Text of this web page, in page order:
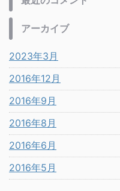
アーカイブ
2023年3月
2016年12月
2016年9月
2016年8月
2016年6月
2016年5月